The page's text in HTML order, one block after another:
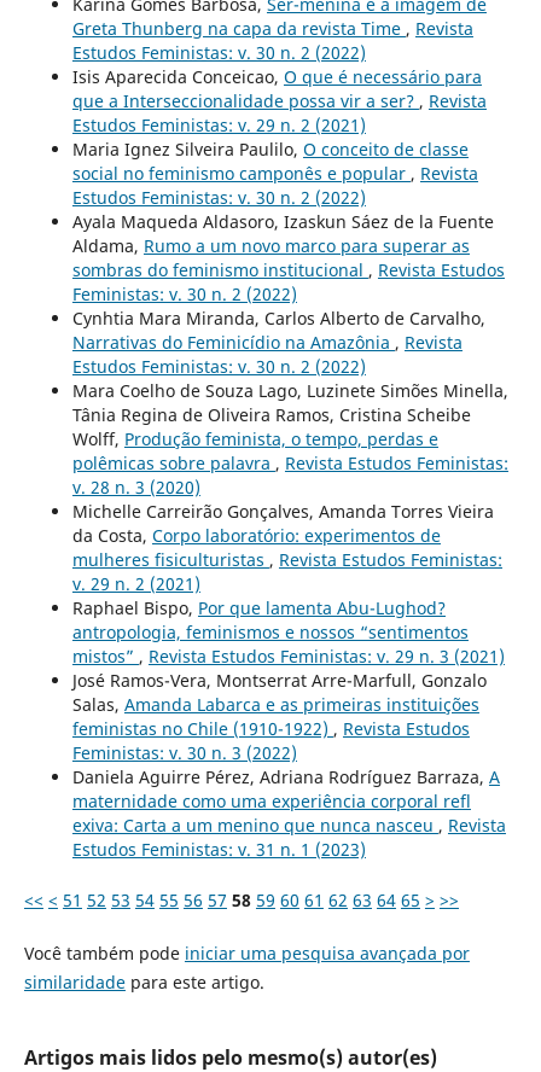
Greta Thunberg na capa da revista Time , Revista
Estudos Feministas: v. 30 n. 2 (2022)
Isis Aparecida Conceicao, O que é necessário para
que a Interseccionalidade possa vir a ser? , Revista
Estudos Feministas: v. 29 n. 2 (2021)
Maria Ignez Silveira Paulilo, O conceito de classe
social no feminismo camponês e popular , Revista
Estudos Feministas: v. 30 n. 2 (2022)
Ayala Maqueda Aldasoro, Izaskun Sáez de la Fuente
Aldama, Rumo a um novo marco para superar as
sombras do feminismo institucional , Revista Estudos
Feministas: v. 30 n. 2 (2022)
Cynhtia Mara Miranda, Carlos Alberto de Carvalho,
Narrativas do Feminicídio na Amazônia , Revista
Estudos Feministas: v. 30 n. 2 (2022)
Mara Coelho de Souza Lago, Luzinete Simões Minella,
Tânia Regina de Oliveira Ramos, Cristina Scheibe
Wolff, Produção feminista, o tempo, perdas e
polêmicas sobre palavra , Revista Estudos Feministas:
v. 28 n. 3 (2020)
Michelle Carreirão Gonçalves, Amanda Torres Vieira
da Costa, Corpo laboratório: experimentos de
mulheres fisiculturistas , Revista Estudos Feministas:
v. 29 n. 2 (2021)
Raphael Bispo, Por que lamenta Abu-Lughod?
antropologia, feminismos e nossos “sentimentos
mistos” , Revista Estudos Feministas: v. 29 n. 3 (2021)
José Ramos-Vera, Montserrat Arre-Marfull, Gonzalo
Salas, Amanda Labarca e as primeiras instituições
feministas no Chile (1910-1922) , Revista Estudos
Feministas: v. 30 n. 3 (2022)
Daniela Aguirre Pérez, Adriana Rodríguez Barraza, A
maternidade como uma experiência corporal refl
exiva: Carta a um menino que nunca nasceu , Revista
Estudos Feministas: v. 31 n. 1 (2023)
<< < 51 52 53 54 55 56 57 58 59 60 61 62 63 64 65 > >>
Você também pode iniciar uma pesquisa avançada por
similaridadepara este artigo.
Artigos mais lidos pelo mesmo(s) autor(es)